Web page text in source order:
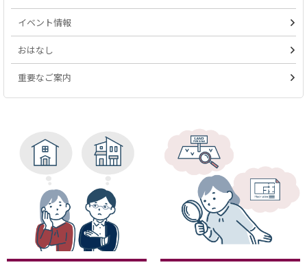
イベント情報
おはなし
重要なご案内